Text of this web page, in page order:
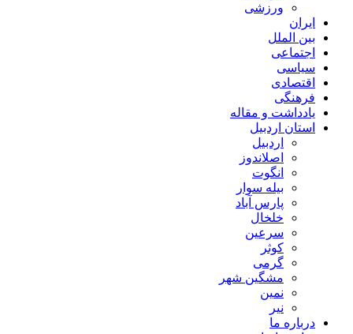
ورزشی
ایران
بین الملل
اجتماعی
سیاسی
اقتصادی
فرهنگی
یادداشت و مقاله
استان اردبیل
اردبیل
اصلاندوز
انگوت
بیله سوار
پارس آباد
خلخال
سرعین
کوثر
گرمی
مشگین شهر
نمین
نیر
درباره ما